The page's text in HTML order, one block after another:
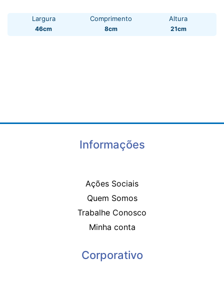
Largura
46cm
Comprimento
8cm
Altura
21cm
Informações
Ações Sociais
Quem Somos
Trabalhe Conosco
Minha conta
Corporativo